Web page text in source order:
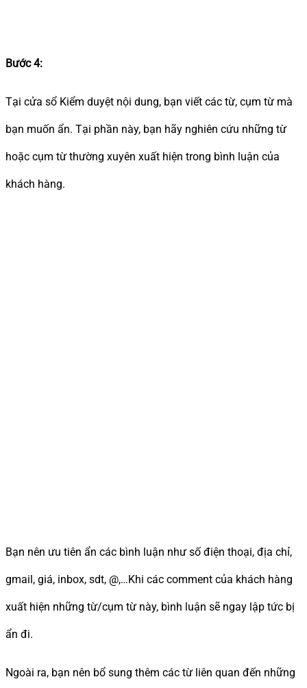
Bước 4:
Tại cửa sổ Kiểm duyệt nội dung, bạn viết các từ, cụm từ mà
bạn muốn ẩn. Tại phần này, bạn hãy nghiên cứu những từ
hoặc cụm từ thường xuyên xuất hiện trong bình luận của
khách hàng.
Bạn nên ưu tiên ẩn các bình luận như số điện thoại, địa chỉ,
gmail, giá, inbox, sdt, @,…Khi các comment của khách hàng
xuất hiện những từ/cụm từ này, bình luận sẽ ngay lập tức bị
ẩn đi.
Ngoài ra, bạn nên bổ sung thêm các từ liên quan đến những